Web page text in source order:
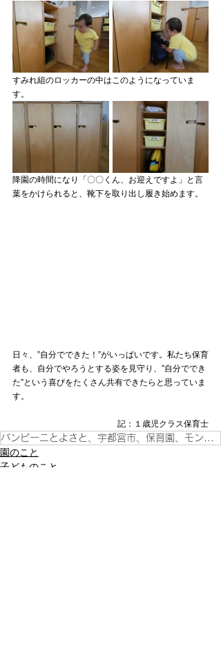
すみれ組のロッカーの中はこのようになっていま
す。
降園の時間になり「〇〇くん、お迎えですよ」と言
葉をかけられると、靴下を取り出し履き始めます。
日々、”自分でできた！”がいっぱいです。私たち保育
者も、自分でやろうとする姿を見守り、”自分ででき
た”という喜びをたくさん共有できたらと思っていま
す。
記：１歳児クラス保育士
園のこと
子どものこと